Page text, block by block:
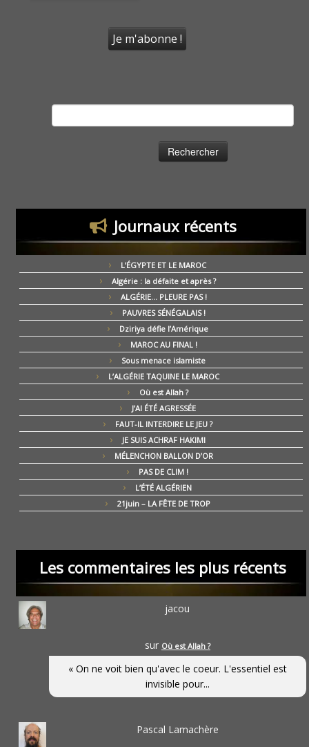
Journaux récents
L’ÉGYPTE ET LE MAROC
Algérie : la défaite et après ?
ALGÉRIE… PLEURE PAS !
PAUVRES SÉNÉGALAIS !
Dziriya défie l’Amérique
MAROC AU FINAL !
Sous menace islamiste
L’ALGÉRIE TAQUINE LE MAROC
Où est Allah ?
J’AI ÉTÉ AGRESSÉE
FAUT-IL INTERDIRE LE JEU ?
JE SUIS ACHRAF HAKIMI
MÉLENCHON BALLON D’OR
PAS DE CLIM !
L’ÉTÉ ALGÉRIEN
21juin – LA FÊTE DE TROP
Les commentaires les plus récents
jacou
sur Où est Allah ?
« On ne voit bien qu'avec le coeur. L'essentiel est
invisible pour...
Pascal Lamachère